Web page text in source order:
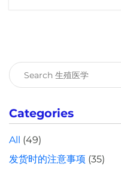
搜
索：
Categories
All
(49)
发货时的注意事项 (35)